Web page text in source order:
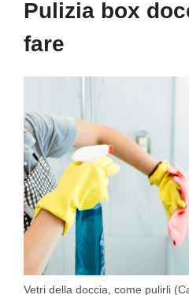
Pulizia box
fare
Vetri della doccia, come pulirli